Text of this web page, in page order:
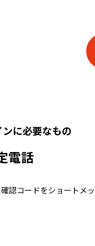
に必要なもの
電話
確認コードをショートメ